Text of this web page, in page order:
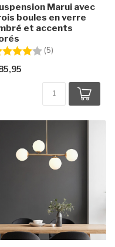
Marui avec
boules en verre
et accents
(5)